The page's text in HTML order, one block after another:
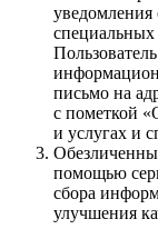
уведомления
письмо на
с пометкой
и услугах и
помощью
сбора
улучшения